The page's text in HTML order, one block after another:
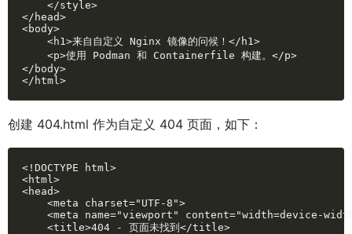
</style>
</head>
<body>
<h1>来自自定义 Nginx 镜像的问候！</h1>
<p>使用 Podman 和 Containerfile 构建。</p>
</body>
</html>
创建 404.html 作为自定义 404 页面，如下：
<!DOCTYPE html>
<html>
<head>
<meta charset="UTF-8">
<meta name="viewport" content="width=device-
<title>404 - 页面未找到</title>